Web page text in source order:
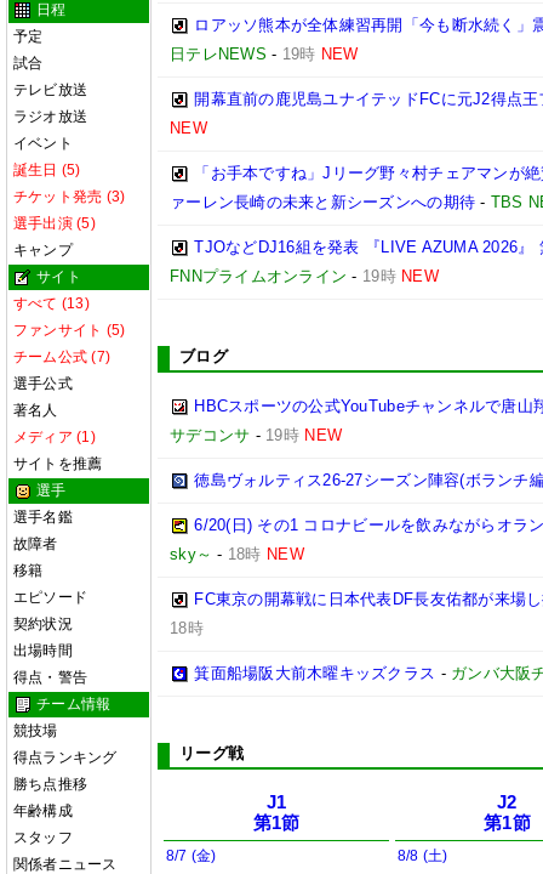
日程
予定
試合
テレビ放送
ラジオ放送
イベント
誕生日 (5)
チケット発売 (3)
選手出演 (5)
キャンプ
サイト
すべて (13)
ファンサイト (5)
チーム公式 (7)
選手公式
著名人
メディア (1)
サイトを推薦
選手
選手名鑑
故障者
移籍
エピソード
契約状況
出場時間
得点・警告
チーム情報
競技場
得点ランキング
勝ち点推移
年齢構成
スタッフ
関係者ニュース
ロアッソ熊本が全体練習再開「今も断水続く」
日テレNEWS - 19時 NEW
開幕直前の鹿児島ユナイテッドFCに元J2得点
NEW
「お手本ですね」Jリーグ野々村チェアマンが
ァーレン長崎の未来と新シーズンへの期待 - TBS
TJOなどDJ16組を発表 『LIVE AZUMA 2026』
FNNプライムオンライン - 19時 NEW
ブログ
HBCスポーツの公式YouTubeチャンネルで唐
サデコンサ - 19時 NEW
徳島ヴォルティス26-27シーズン陣容(ボランチ
6/20(日) その1 コロナビールを飲みながらオラ
sky～ - 18時 NEW
FC東京の開幕戦に日本代表DF長友佑都が来場
18時
箕面船場阪大前木曜キッズクラス - ガンバ大阪
リーグ戦
J1
第1節
8/7 (金)
J2
第1節
8/8 (土)